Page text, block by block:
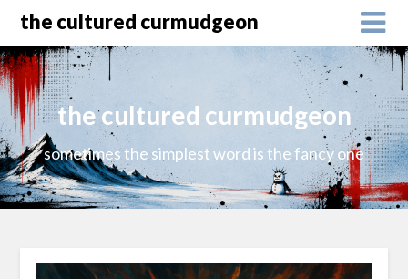
the cultured curmudgeon
the cultured curmudgeon
sometimes the simplest word is the fancy one